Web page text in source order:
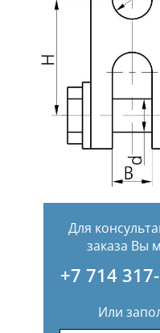
Для
заказа Вы
+7 714
Или